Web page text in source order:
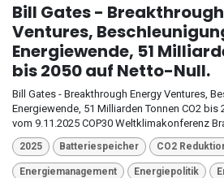
Bill Gates -
Ventures,
Energiewende, 51
bis 2050 auf Netto-Null.
Bill Gates - Breakthrough Energy Ventures,
Energiewende, 51 Milliarden Tonnen CO2
vom 9.11.2025 COP30 Weltklimakonferenz
2025 Batteriespeicher CO2
Energiemanagement Energiepolitik